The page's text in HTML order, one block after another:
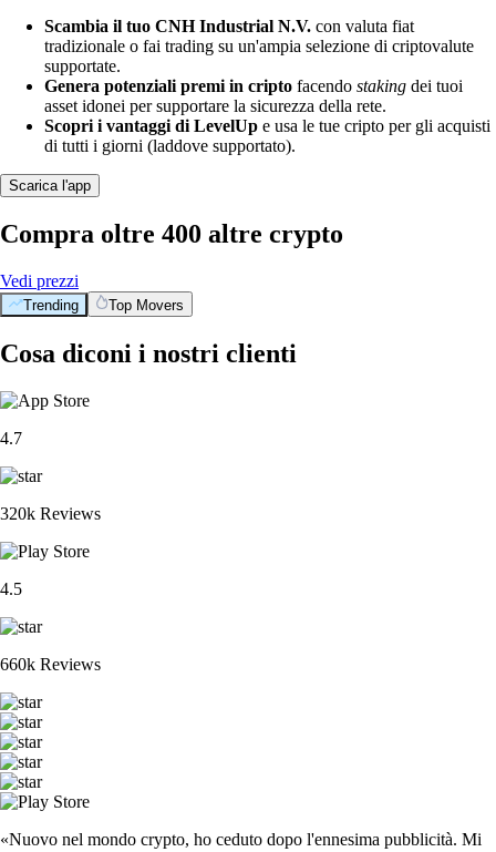
Scambia il tuo CNH Industrial N.V. con valuta fiat
tradizionale o fai trading su un'ampia selezione di criptovalute
supportate.
Genera potenziali premi in cripto facendo staking dei tuoi
asset idonei per supportare la sicurezza della rete.
Scopri i vantaggi di LevelUp e usa le tue cripto per gli acquisti
di tutti i giorni (laddove supportato).
Scarica l'app
Compra oltre 400 altre crypto
Vedi prezzi
Trending Top Movers
Cosa diconi i nostri clienti
4.7
320k Reviews
4.5
660k Reviews
«Nuovo nel mondo crypto, ho ceduto dopo l'ennesima pubblicità. Mi